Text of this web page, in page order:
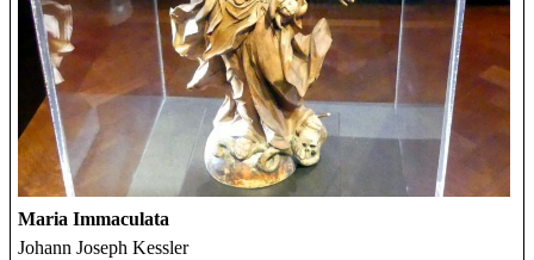
Maria Immaculata
Johann Joseph Kessler